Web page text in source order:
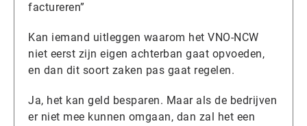
factureren”
Kan iemand uitleggen waarom het VNO-NCW
niet eerst zijn eigen achterban gaat opvoeden,
en dan dit soort zaken pas gaat regelen.
Ja, het kan geld besparen. Maar als de bedrijven
er niet mee kunnen omgaan, dan zal het een